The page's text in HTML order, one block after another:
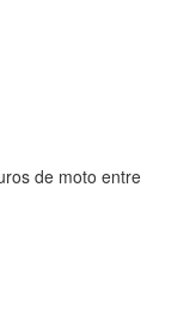
de moto entre